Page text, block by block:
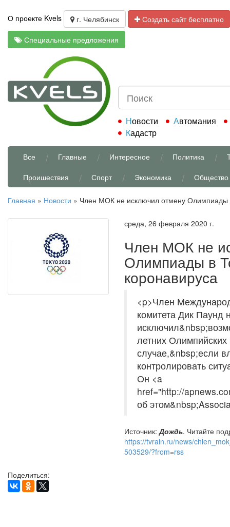
О проекте Kvels г. Челябинск
Создать сайт бесплатно
Специальные предложения
Новости
Автомания
Кадастр
Все Главные Интересное Политика
Проишествия
Спорт Экономика Общество
Главная » Новости » Член МОК не исключил отмену Олимпиады
среда, 26 февраля 2020 г.
Член МОК не
Олимпиады в
коронавируса
<p>Член
комитета Дик Паунд
летних Олимпийских
случае,&nbsp;если
контролировать
Он <a
href="http://
об
Источник:Дождь. Читайте
https://tvrain.ru/news/
503529/?from=rss
Поделиться: